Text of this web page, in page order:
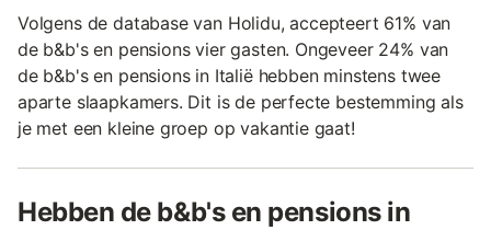
Volgens de database van Holidu, accepteert 61% van
de b&b's en pensions vier gasten. Ongeveer 24% van
de b&b's en pensions in Italië hebben minstens twee
aparte slaapkamers. Dit is de perfecte bestemming als
je met een kleine groep op vakantie gaat!
Hebben de b&b's en pensions in